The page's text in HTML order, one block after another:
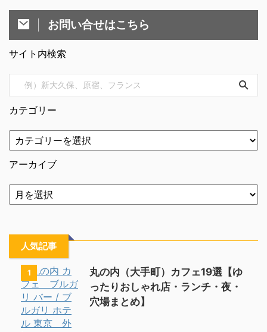
お問い合せはこちら
サイト内検索
カテゴリー
アーカイブ
人気記事
1
丸の内（大手町）カフェ19選【ゆ
ったりおしゃれ店・ランチ・夜・
穴場まとめ】